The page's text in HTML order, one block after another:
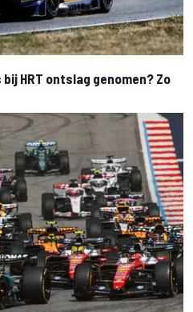
HRT ontslag genomen? Zo